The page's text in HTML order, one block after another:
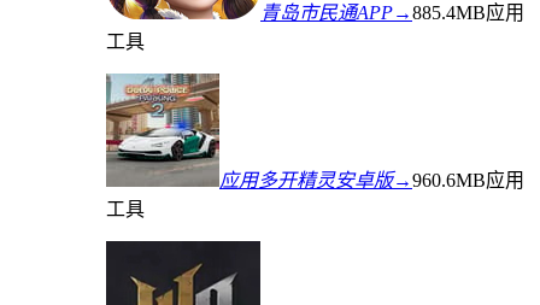
青岛市民通APP→885.4MB应用
工具
应用多开精灵安卓版→960.6MB应用
工具